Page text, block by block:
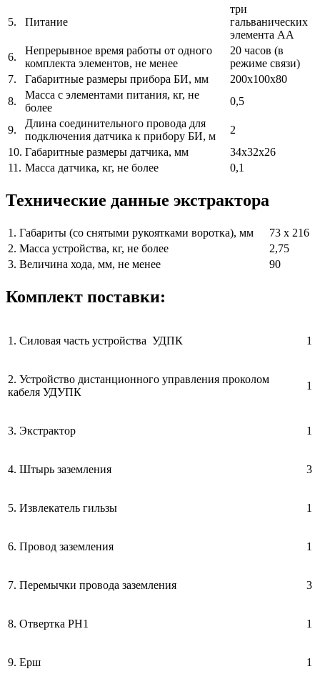
5. Питание
три
гальванических
элемента АА
6.
Непрерывное время работы от одного
комплекта элементов, не менее
20 часов (в
режиме связи)
7.
Габаритные размеры прибора БИ, мм
200х100х80
8.
Масса с элементами питания, кг, не
более
0,5
9.
Длина соединительного провода для
подключения датчика к прибору БИ, м
2
10. Габаритные размеры датчика, мм
34х32х26
11. Масса датчика, кг, не более 0,1
Технические данные экстрактора
1. Габариты (со снятыми рукоятками воротка), мм
73 х 216
2. Масса устройства, кг, не более
2,75
3. Величина хода, мм, не менее 90
Комплект поставки:
1. Силовая часть устройства УДПК 1
2. Устройство дистанционного управления проколом
кабеля УДУПК
1
3. Экстрактор 1
4. Штырь заземления 3
5. Извлекатель гильзы 1
6. Провод заземления 1
7. Перемычки провода заземления 3
8. Отвертка РН1 1
9. Ерш 1